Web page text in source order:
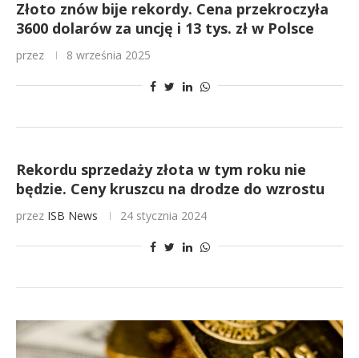
Złoto znów bije rekordy. Cena przekroczyła
3600 dolarów za uncję i 13 tys. zł w Polsce
przez 8 września 2025
Rekordu sprzedaży złota w tym roku nie
będzie. Ceny kruszcu na drodze do wzrostu
przez ISB News 24 stycznia 2024